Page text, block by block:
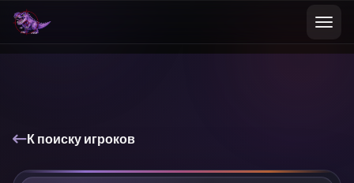
К поиску игроков